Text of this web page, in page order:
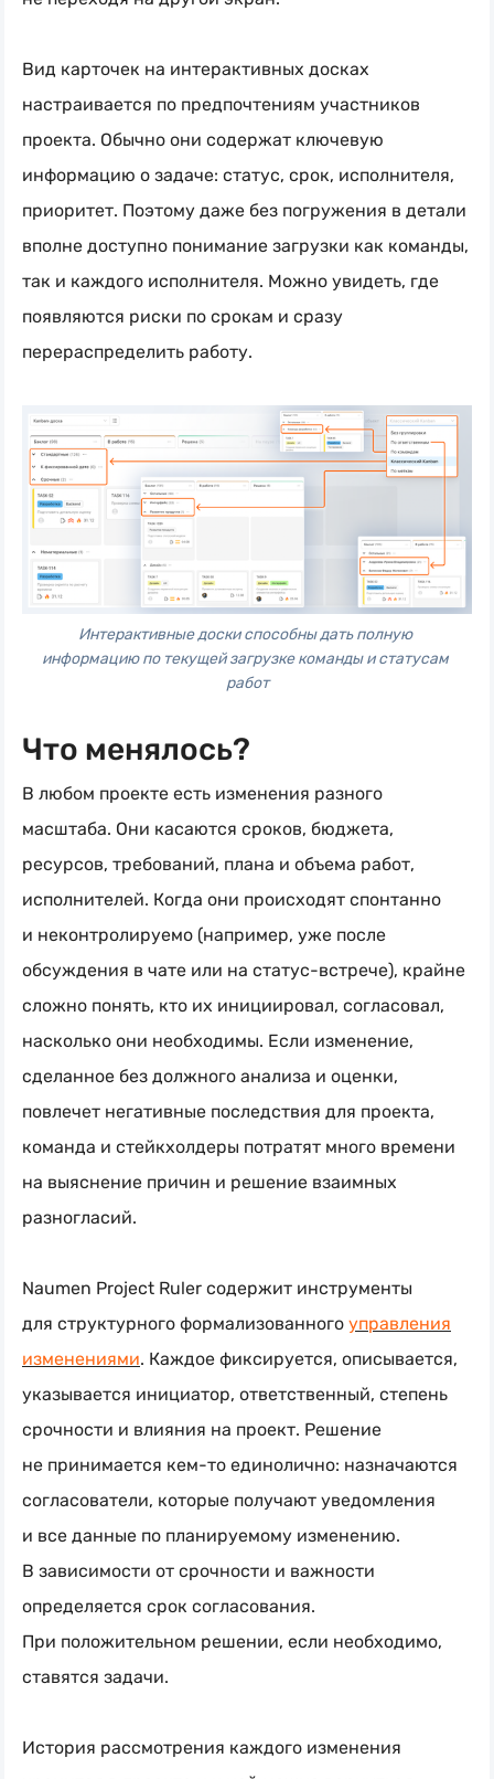
Вид карточек на интерактивных досках
настраивается по предпочтениям участников
проекта. Обычно они содержат ключевую
информацию о задаче: статус, срок, исполнителя,
приоритет. Поэтому даже без погружения в детали
вполне доступно понимание загрузки как команды,
так и каждого исполнителя. Можно увидеть, где
появляются риски по срокам и сразу
перераспределить работу.
Интерактивные доски способны дать полную
информацию по текущей загрузке команды и статусам
работ
Что менялось?
В любом проекте есть изменения разного
масштаба. Они касаются сроков, бюджета,
ресурсов, требований, плана и объема работ,
исполнителей. Когда они происходят спонтанно
и неконтролируемо (например, уже после
обсуждения в чате или на статус-встрече), крайне
сложно понять, кто их инициировал, согласовал,
насколько они необходимы. Если изменение,
сделанное без должного анализа и оценки,
повлечет негативные последствия для проекта,
команда и стейкхолдеры потратят много времени
на выяснение причин и решение взаимных
разногласий.
Naumen Project Ruler содержит инструменты
для структурного формализованного управления
изменениями. Каждое фиксируется, описывается,
указывается инициатор, ответственный, степень
срочности и влияния на проект. Решение
не принимается кем-то единолично: назначаются
согласователи, которые получают уведомления
и все данные по планируемому изменению.
В зависимости от срочности и важности
определяется срок согласования.
При положительном решении, если необходимо,
ставятся задачи.
История рассмотрения каждого изменения